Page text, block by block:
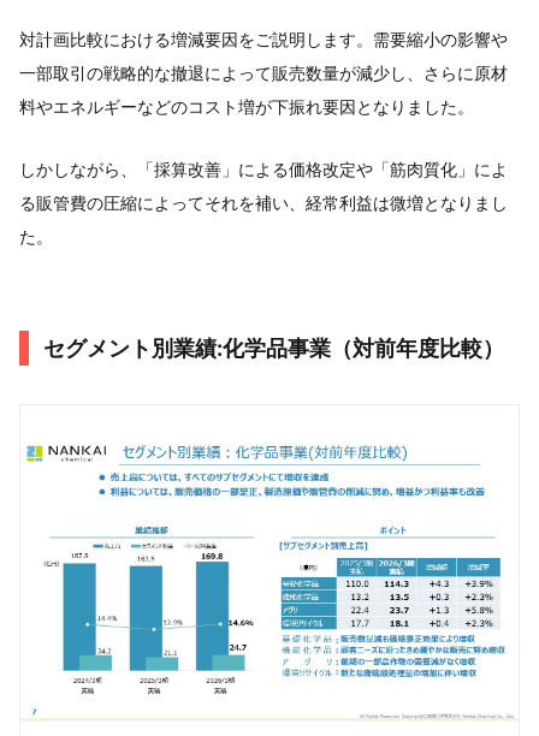
対計画比較における増減要因をご説明します。需要縮小の影響や
一部取引の戦略的な撤退によって販売数量が減少し、さらに原材
料やエネルギーなどのコスト増が下振れ要因となりました。
しかしながら、「採算改善」による価格改定や「筋肉質化」によ
る販管費の圧縮によってそれを補い、経常利益は微増となりまし
た。
セグメント別業績:化学品事業（対前年度比較）